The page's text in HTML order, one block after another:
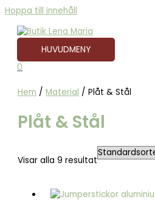
Hoppa till innehåll
HUVUDMENY
0
Hem /Material / Plåt & Stål
Plåt & Stål
Visar alla 9 resultat